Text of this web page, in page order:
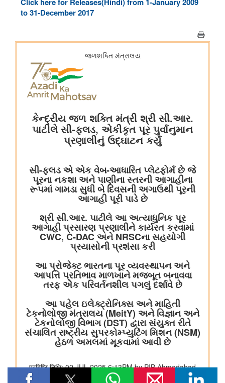
to 31-December 2017